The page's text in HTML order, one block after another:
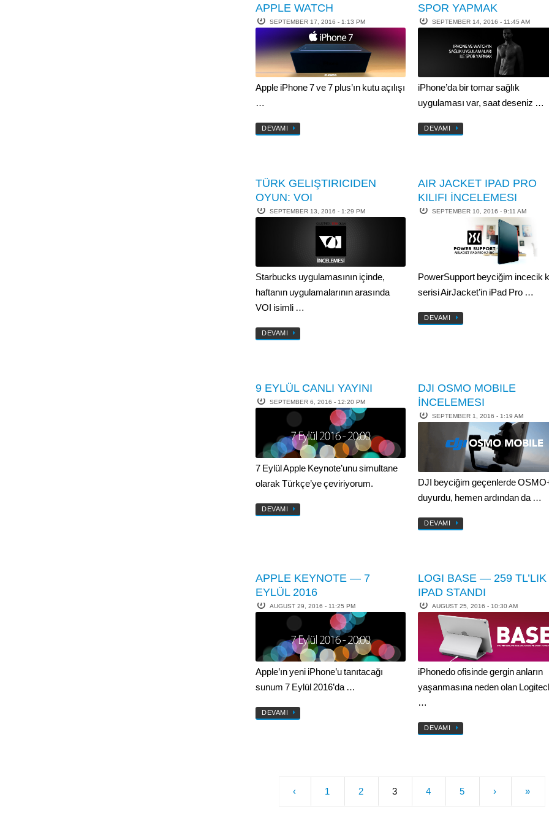
APPLE WATCH
SEPTEMBER 17, 2016 - 1:13 PM
Apple iPhone 7 ve 7 plus’ın kutu açılışı
…
DEVAMI
SPOR YAPMAK
SEPTEMBER 14, 2016 - 11:45 AM
iPhone’da bir tomar sağlık
uygulaması var, saat deseniz …
DEVAMI
TÜRK GELIŞTIRICIDEN
OYUN: VOI
SEPTEMBER 13, 2016 - 1:29 PM
Starbucks uygulamasının içinde,
haftanın uygulamalarının arasında
VOI isimli …
DEVAMI
AIR JACKET IPAD PRO
KILIFI İNCELEMESI
SEPTEMBER 10, 2016 - 9:11 AM
PowerSupport beyciğim incecik
serisi AirJacket’in iPad Pro …
DEVAMI
9 EYLÜL CANLI YAYINI
SEPTEMBER 6, 2016 - 12:20 PM
7 Eylül Apple Keynote’unu simultane
olarak Türkçe’ye çeviriyorum.
DEVAMI
DJI OSMO MOBILE
İNCELEMESI
SEPTEMBER 1, 2016 - 1:19 AM
DJI beyciğim geçenlerde
duyurdu, hemen ardından da …
DEVAMI
APPLE KEYNOTE — 7
EYLÜL 2016
AUGUST 29, 2016 - 11:25 PM
Apple’ın yeni iPhone’u tanıtacağı
sunum 7 Eylül 2016’da …
DEVAMI
LOGI BASE — 259 TL’LIK
IPAD STANDI
AUGUST 25, 2016 - 10:30 AM
iPhonedo ofisinde gergin anların
yaşanmasına neden olan
…
DEVAMI
‹ 1 2 3 4 5 › »